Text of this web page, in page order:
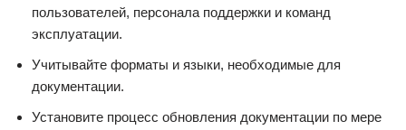
пользователей, персонала поддержки и команд
эксплуатации.
Учитывайте форматы и языки, необходимые для
документации.
Установите процесс обновления документации по мере